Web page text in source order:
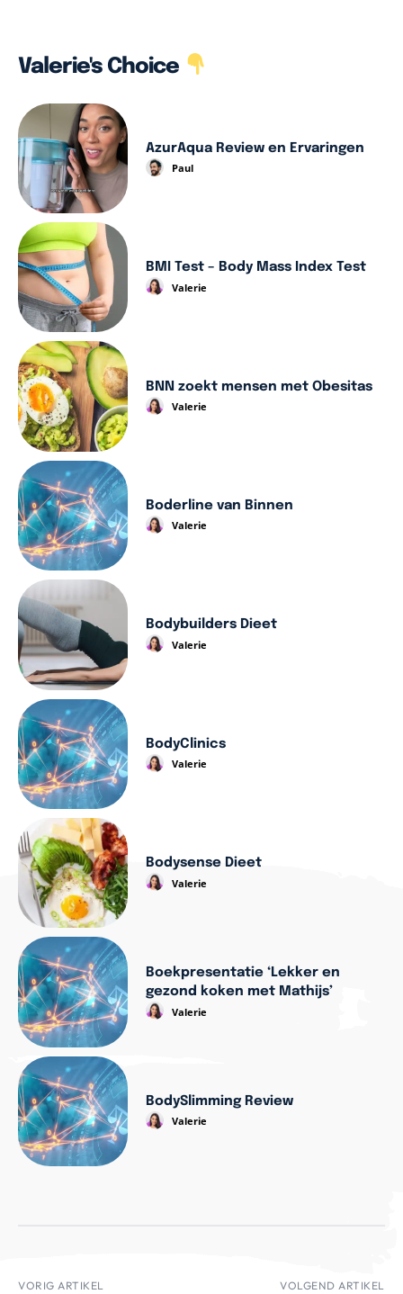
Valerie's Choice
AzurAqua Review en Ervaringen
Paul
BMI Test – Body Mass Index Test
Valerie
BNN zoekt mensen met Obesitas
Valerie
Boderline van Binnen
Valerie
Bodybuilders Dieet
Valerie
BodyClinics
Valerie
Bodysense Dieet
Valerie
Boekpresentatie ‘Lekker en
gezond koken met Mathijs’
Valerie
BodySlimming Review
Valerie
VORIG ARTIKEL VOLGEND ARTIKEL